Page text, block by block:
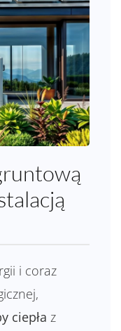
i coraz
ciepła z